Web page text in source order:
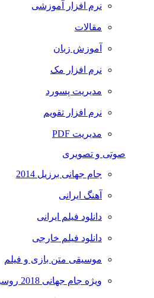
نرم افزار آموزشی
مقالات
آموزش زبان
نرم افزار مک
مدیریت پسورد
نرم افزار تقویم
مدیریت PDF
صوتی و تصویری
جام جهانی برزیل 2014
آهنگ ایرانی
دانلود فیلم ایرانی
دانلود فیلم خارجی
موسیقی متن بازی و فیلم
ویژه جام جهانی 2018 روسیه